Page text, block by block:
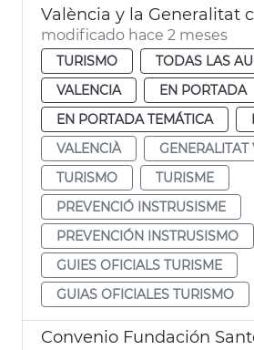
modificado hace 2 meses
TURISMO
TODAS LAS
VALENCIA
EN PORTADA
EN PORTADA TEMÁTICA
VALENCIÀ
TURISMO
TURISME
PREVENCIÓ INSTRUSISME
PREVENCIÓN INSTRUSISMO
GUIES OFICIALS TURISME
GUIAS OFICIALES TURISMO
Convenio Fundación